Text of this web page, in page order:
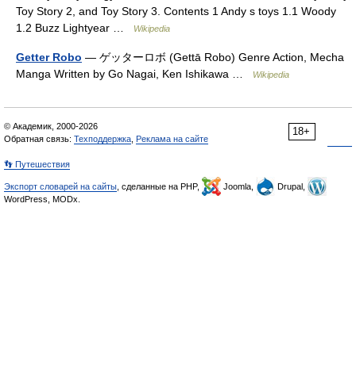
Toy Story 2, and Toy Story 3. Contents 1 Andy s toys 1.1 Woody
1.2 Buzz Lightyear …
Wikipedia
Getter Robo — ゲッターロボ (Gettā Robo) Genre Action, Mecha
Manga Written by Go Nagai, Ken Ishikawa …
Wikipedia
18+
© Академик, 2000-2026
Обратная связь: Техподдержка Реклама на сайте
👣 Путешествия
Экспорт словарей на сайты , сделанные на PHP, Joomla,
Drupal,
WordPress, MODx.